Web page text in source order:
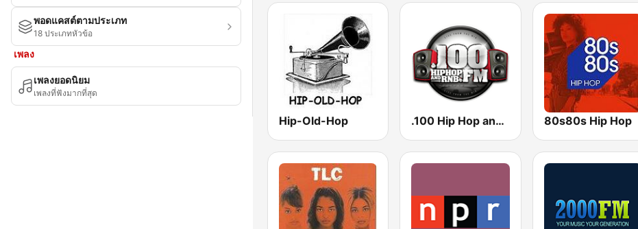
พอดแคสต์ตามประเภท
18 ประเภทหัวข้อ
เพลง
เพลงยอดนิยม
เพลงที่ฟังมากที่สุด
Hip-Old-Hop .100 Hip Hop and RNB.FM 80s80s Hip Hop